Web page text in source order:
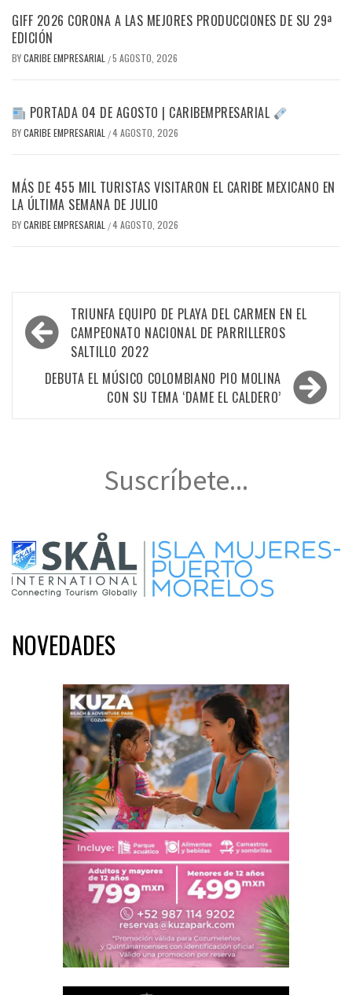
GIFF 2026 CORONA A LAS MEJORES PRODUCCIONES DE SU 29ª
EDICIÓN
BYCARIBE EMPRESARIAL /5 AGOSTO, 2026
PORTADA 04 DE AGOSTO | CARIBEMPRESARIAL
BYCARIBE EMPRESARIAL /4 AGOSTO, 2026
MÁS DE 455 MIL TURISTAS VISITARON EL CARIBE MEXICANO EN
LA ÚLTIMA SEMANA DE JULIO
BYCARIBE EMPRESARIAL /4 AGOSTO, 2026
Navegación
de
entradas
TRIUNFA EQUIPO DE PLAYA DEL CARMEN EN EL
CAMPEONATO NACIONAL DE PARRILLEROS
SALTILLO 2022
DEBUTA EL MÚSICO COLOMBIANO PIO MOLINA
CON SU TEMA ‘DAME EL CALDERO’
Suscríbete...
NOVEDADES